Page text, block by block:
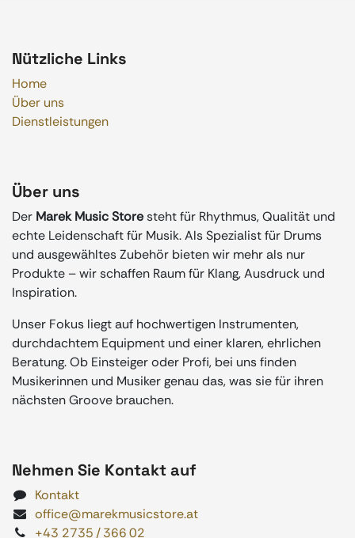
Nützliche Links
Home
Über uns
Dienstleistungen
Über uns
Der Marek Music Storesteht für Rhythmus, Qualität und
echte Leidenschaft für Musik. Als Spezialist für Drums
und ausgewähltes Zubehör bieten wir mehr als nur
Produkte – wir schaffen Raum für Klang, Ausdruck und
Inspiration.
Unser Fokus liegt auf hochwertigen Instrumenten,
durchdachtem Equipment und einer klaren, ehrlichen
Beratung. Ob Einsteiger oder Profi, bei uns finden
Musikerinnen und Musiker genau das, was sie für ihren
nächsten Groove brauchen.
Nehmen Sie Kontakt auf
Kontakt
office@marekmusicstore.at
+43 2735 / 366 02